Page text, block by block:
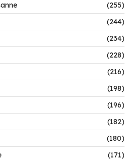
(255)
(244)
(234)
(228)
(216)
(198)
(196)
(182)
(180)
(171)